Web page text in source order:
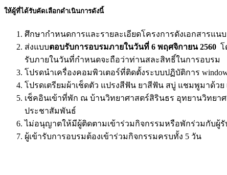
ให้ผู้ที่ได้รับคัดเลือกดำเนินการดังนี้
ศึกษากำหนดการและรายละเอียดโครงการดังเอกสารแน
ส่งแบบตอบรับการอบรมภายในวันที่ 6 พฤศจิกายน 2560 โ
รับภายในวันที่กำหนดจะถือว่าท่านสละสิทธิ์ในการอบรม
โปรดนำเครื่องคอมพิวเตอร์ที่ติดตั้งระบบปฏิบัติการ
โปรดเตรียมผ้าเช็ดตัว แปรงสีฟัน ยาสีฟัน สบู่ แชมพูมาด้วย
เช็คอินเข้าที่พัก ณ บ้านวิทยาศาสตร์สิรินธร อุทยานวิทยาศ
ประชาสัมพันธ์
ไม่อนุญาตให้มีผู้ติดตามเข้าร่วมกิจกรรมหรือพักร่วมกับผู้
ผู้เข้ารับการอบรมต้องเข้าร่วมกิจกรรมครบทั้ง 5 วัน